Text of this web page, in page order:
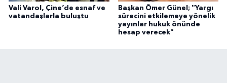
Vali Varol, Çine’de esnaf ve
vatandaşlarla buluştu
Başkan Ömer Günel; "Yargı
sürecini etkilemeye yönelik
yayınlar hukuk önünde
hesap verecek"